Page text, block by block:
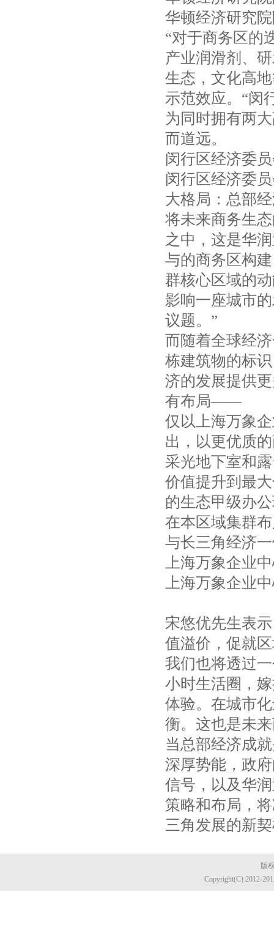
华顿经济研究
“对于商务区的
产业润滑剂、
生态，文化高
示范效应。“闵
为同时拥有两
而道远。
闵行区经济委
闵行区经济委
大格局：总部
将未来商务生
之中，这是华
与的商务区构
群核心区域的
影响一座城市
议题。”
而随着全球经
栋建筑物的标
济的发展提供
有布局——
仅以上海万象
出，以更优质
采光地下室和
价值提升到最
的生态甲级办
在本区域集群
与长三角经济
上海万象企业
上海万象企业
宋悠优先生表
值溢价，促就
我们也将透过
小时生活圈，
体验。在城市
衡。这也是未
当总部经济成
深厚势能，政
信号，以及华
策略和布局，
三角发展的新
版
Copyright(C) 2012-